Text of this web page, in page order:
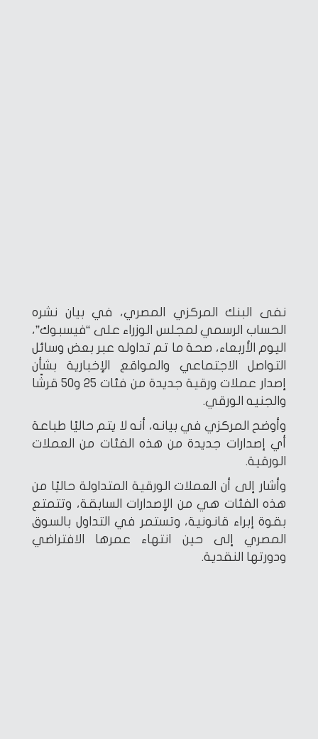
نفى البنك المركزي المصري، في بيان نشره
الحساب الرسمي لمجلس الوزراء على “فيسبوك”،
اليوم الأربعاء، صحة ما تم تداوله عبر بعض وسائل
التواصل الاجتماعي والمواقع الإخبارية بشأن
إصدار عملات ورقية جديدة من فئات 25 و50 قرشًا
والجنيه الورقي.
وأوضح المركزي في بيانه، أنه لا يتم حاليًا طباعة
أي إصدارات جديدة من هذه الفئات من العملات
الورقية.
وأشار إلى أن العملات الورقية المتداولة حاليًا من
هذه الفئات هي من الإصدارات السابقة، وتتمتع
بقوة إبراء قانونية، وتستمر في التداول بالسوق
المصري إلى حين انتهاء عمرها الافتراضي
ودورتها النقدية.